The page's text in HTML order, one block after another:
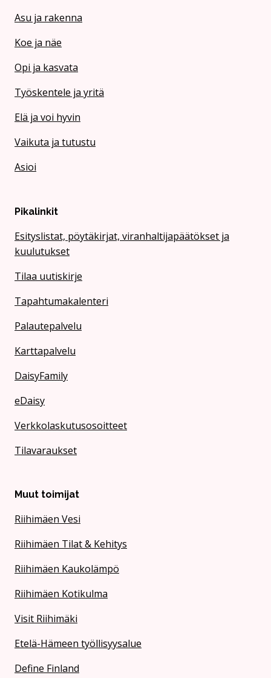
Asu ja rakenna
Koe ja näe
Opi ja kasvata
Työskentele ja yritä
Elä ja voi hyvin
Vaikuta ja tutustu
Asioi
Pikalinkit
Esityslistat, pöytäkirjat, viranhaltijapäätökset ja
kuulutukset
Tilaa uutiskirje
Tapahtumakalenteri
Palautepalvelu
Karttapalvelu
DaisyFamily
eDaisy
Verkkolaskutusosoitteet
Tilavaraukset
Muut toimijat
Riihimäen Vesi
Riihimäen Tilat & Kehitys
Riihimäen Kaukolämpö
Riihimäen Kotikulma
Visit Riihimäki
Etelä-Hämeen työllisyysalue
Define Finland